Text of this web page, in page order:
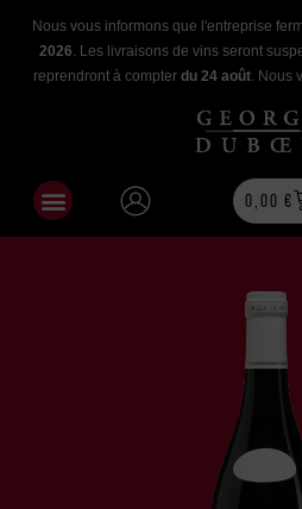
Nous vous informons que l'entreprise
2026. Les livraisons de vins seront
reprendront à compter du 24 août. Nous
0,00€